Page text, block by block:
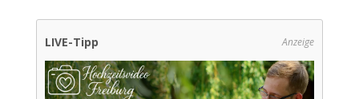
LIVE-Tipp Anzeige